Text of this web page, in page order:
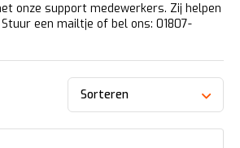
onze support medewerkers. Zij helpen
Stuur een mailtje of bel ons: 01807-
Sorteren